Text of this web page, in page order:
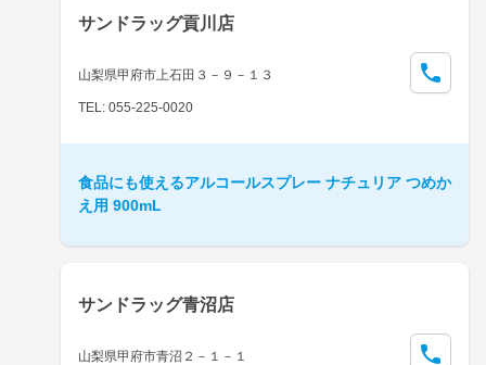
サンドラッグ貢川店
山梨県甲府市上石田３－９－１３
TEL: 055-225-0020
食品にも使えるアルコールスプレー ナチュリア つめか
え用 900mL
サンドラッグ青沼店
山梨県甲府市青沼２－１－１